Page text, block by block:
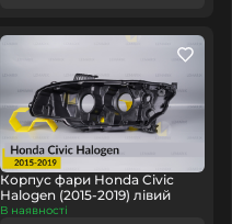
Корпус фари Honda Civic
Halogen (2015-2019) лівий
В наявності